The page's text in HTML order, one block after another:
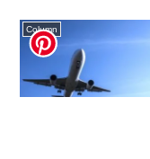
Column